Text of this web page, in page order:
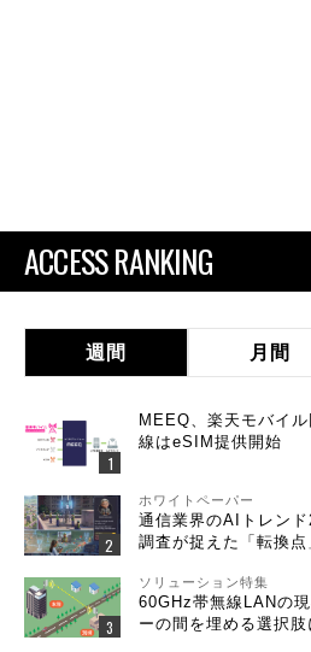
ACCESS RANKING
週間 月間
MEEQ、楽天モバイ
線はeSIM提供開始
ホワイトペーパー
通信業界のAIトレン
調査が捉えた「転換点
ソリューション特集
60GHz帯無線LANの
ーの間を埋める選択肢